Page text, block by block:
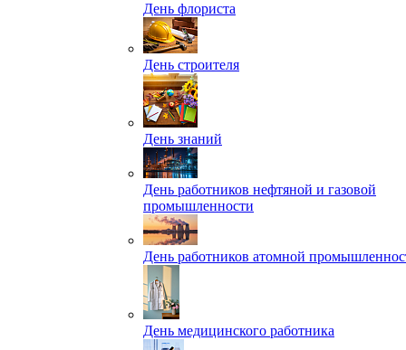
День флориста
День строителя
День знаний
День работников нефтяной и газовой
промышленности
День работников атомной
День медицинского работника